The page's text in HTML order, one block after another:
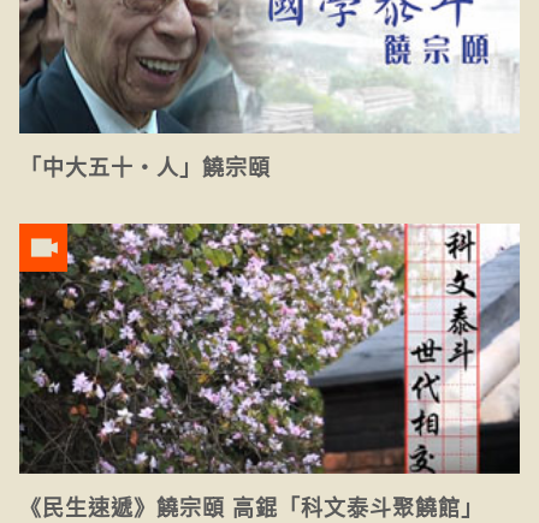
「中大五十‧人」饒宗頤
《民生速遞》饒宗頤 高錕「科文泰斗聚饒館」